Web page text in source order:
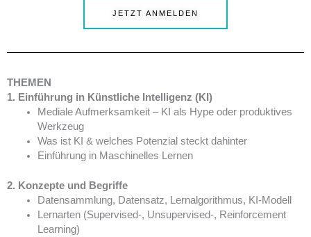
JETZT ANMELDEN
THEMEN
1. Einführung in Künstliche Intelligenz (KI)
Mediale Aufmerksamkeit – KI als Hype oder produktives
Werkzeug
Was ist KI & welches Potenzial steckt dahinter
Einführung in Maschinelles Lernen
2. Konzepte und Begriffe
Datensammlung, Datensatz, Lernalgorithmus, KI-Modell
Lernarten (Supervised-, Unsupervised-, Reinforcement
Learning)